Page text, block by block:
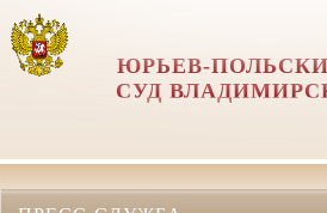
ЮРЬЕВ-
СУД